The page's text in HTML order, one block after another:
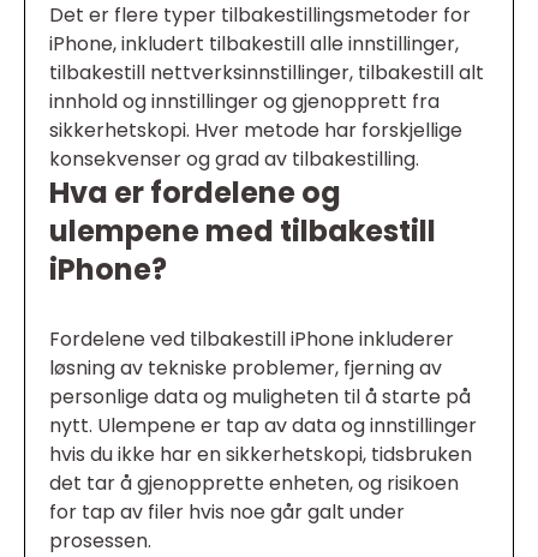
Det er flere typer tilbakestillingsmetoder for
iPhone, inkludert tilbakestill alle innstillinger,
tilbakestill nettverksinnstillinger, tilbakestill alt
innhold og innstillinger og gjenopprett fra
sikkerhetskopi. Hver metode har forskjellige
konsekvenser og grad av tilbakestilling.
Hva er fordelene og
ulempene med tilbakestill
iPhone?
Fordelene ved tilbakestill iPhone inkluderer
løsning av tekniske problemer, fjerning av
personlige data og muligheten til å starte på
nytt. Ulempene er tap av data og innstillinger
hvis du ikke har en sikkerhetskopi, tidsbruken
det tar å gjenopprette enheten, og risikoen
for tap av filer hvis noe går galt under
prosessen.